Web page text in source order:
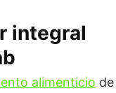
integral
alimenticio de